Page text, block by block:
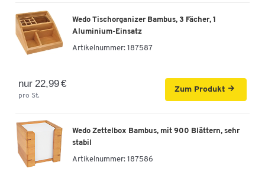
Wedo Tischorganizer Bambus, 3 Fächer, 1
Aluminium-Einsatz
Artikelnummer: 187587
nur 22,99 €
pro St.
Zum Produkt
Wedo Zettelbox Bambus, mit 900 Blättern, sehr
stabil
Artikelnummer: 187586